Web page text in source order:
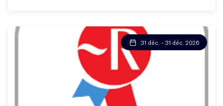
31 déc. - 31 déc. 2026